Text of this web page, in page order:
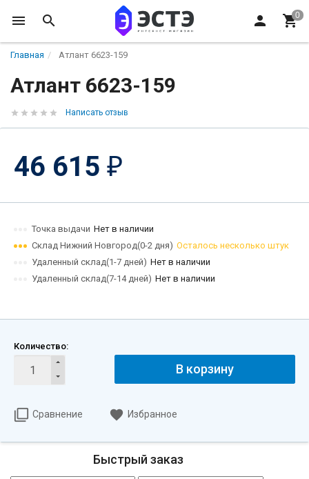
Главная Атлант 6623-159
Атлант 6623-159
Написать отзыв
46 615 ₽
Точка выдачи Нет в наличии
Склад Нижний Новгород(0-2 дня) Осталось несколько штук
Удаленный склад(1-7 дней) Нет в наличии
Удаленный склад(7-14 дней) Нет в наличии
Количество:
В корзину
Сравнение Избранное
Быстрый заказ